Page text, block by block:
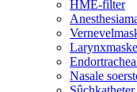
HME-filter
Nasale